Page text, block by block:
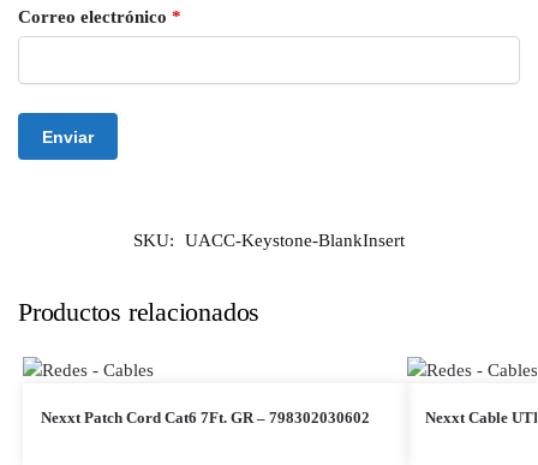
Correo electrónico *
SKU: UACC-Keystone-BlankInsert
Productos relacionados
Nexxt Patch Cord Cat6 7Ft. GR – 798302030602 Nexxt Cable